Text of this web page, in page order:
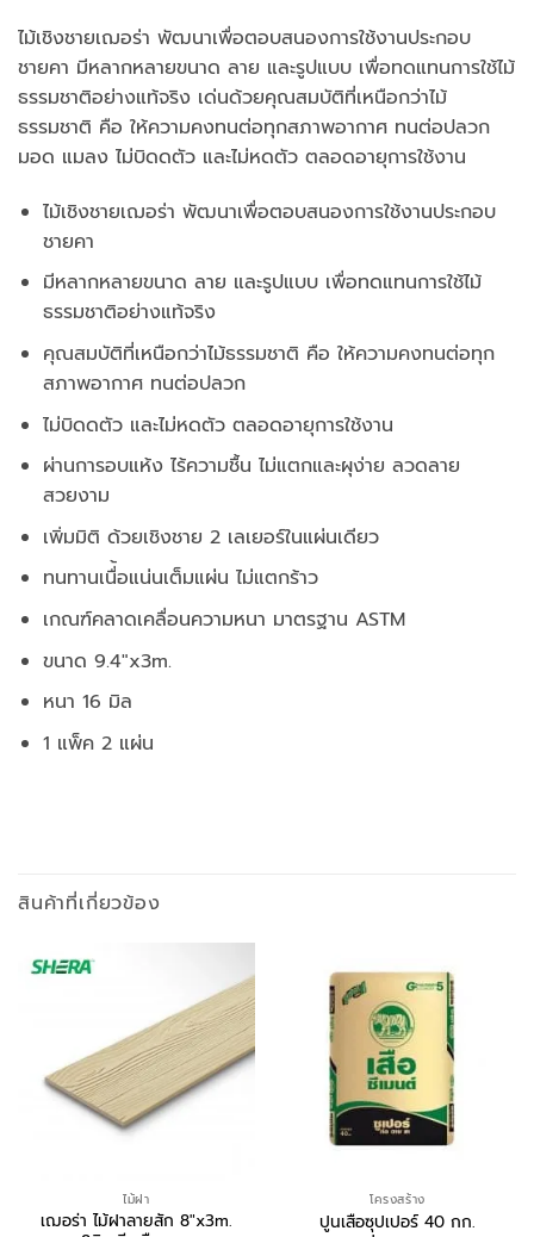
ไม้เชิงชายเฌอร่า พัฒนาเพื่อตอบสนองการใช้งานประกอบ
ชายคา มีหลากหลายขนาด ลาย และรูปแบบ เพื่อทดแทนการใช้ไม้
ธรรมชาติอย่างแท้จริง เด่นด้วยคุณสมบัติที่เหนือกว่าไม้
ธรรมชาติ คือ ให้ความคงทนต่อทุกสภาพอากาศ ทนต่อปลวก
มอด แมลง ไม่บิดดตัว และไม่หดตัว ตลอดอายุการใช้งาน
ไม้เชิงชายเฌอร่า พัฒนาเพื่อตอบสนองการใช้งานประกอบ
ชายคา
มีหลากหลายขนาด ลาย และรูปแบบ เพื่อทดแทนการใช้ไม้
ธรรมชาติอย่างแท้จริง
คุณสมบัติที่เหนือกว่าไม้ธรรมชาติ คือ ให้ความคงทนต่อทุก
สภาพอากาศ ทนต่อปลวก
ไม่บิดดตัว และไม่หดตัว ตลอดอายุการใช้งาน
ผ่านการอบแห้ง ไร้ความชื้น ไม่แตกและผุง่าย ลวดลาย
สวยงาม
เพิ่มมิติ ด้วยเชิงชาย 2 เลเยอร์ในแผ่นเดียว
ทนทานเนื่้อแน่นเต็มแผ่น ไม่แตกร้าว
เกณฑ์คลาดเคลื่อนความหนา มาตรฐาน ASTM
ขนาด 9.4″x3m.
หนา 16 มิล
1 แพ็ค 2 แผ่น
สินค้าที่เกี่ยวข้อง
ไม้ฝา
เฌอร่า ไม้ฝาลายสัก 8″x3m.
โครงสร้าง
ปูนเสือซุปเปอร์ 40 กก.